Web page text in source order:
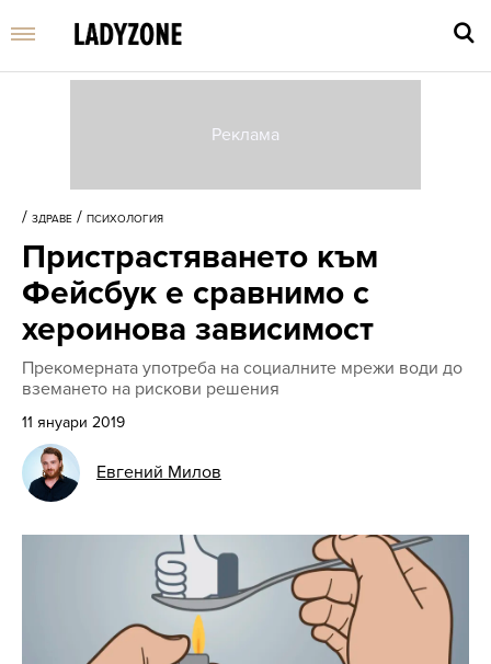
/ ЗДРАВЕ / ПСИХОЛОГИЯ
Пристрастяването към
Фейсбук е сравнимо с
хероинова зависимост
Прекомерната употреба на социалните мрежи води до
вземането на рискови решения
11 януари 2019
Евгений Милов